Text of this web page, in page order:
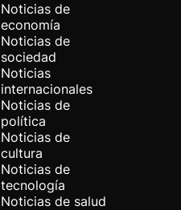
Noticias de
economía
Noticias de
sociedad
Noticias
internacionales
Noticias de
política
Noticias de
cultura
Noticias de
tecnología
Noticias de salud